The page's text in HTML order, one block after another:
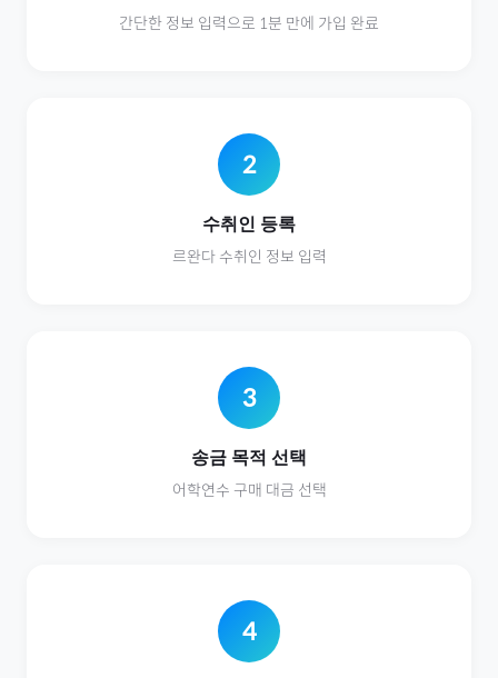
간단한 정보 입력으로 1분 만에 가입 완료
2
수취인 등록
르완다수취인 정보 입력
3
송금 목적 선택
어학연수 구매 대금 선택
4